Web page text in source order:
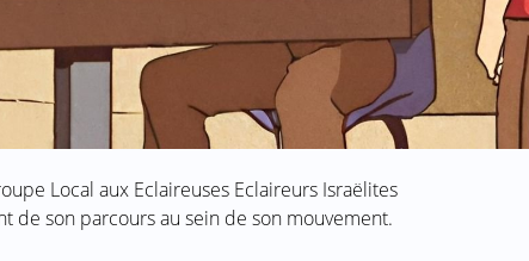
Local aux Eclaireuses Eclaireurs Israëlites
de son parcours au sein de son mouvement.